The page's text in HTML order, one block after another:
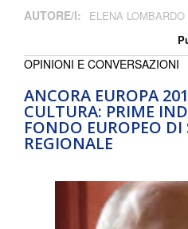
AUTORE/I: ELENA LOMBARDO
ANCORA EUROPA
CULTURA: PRIME
FONDO EUROPEO DI
REGIONALE
OPINIONI E CONVERSAZIONI